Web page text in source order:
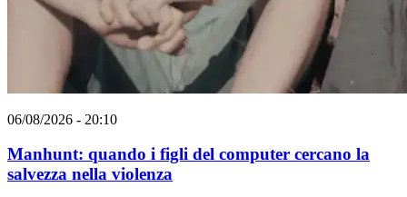
06/08/2026 - 20:10
Manhunt: quando i figli del computer cercano la
salvezza nella violenza